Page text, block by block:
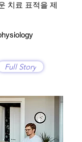
치료 표적을 제
Full Story